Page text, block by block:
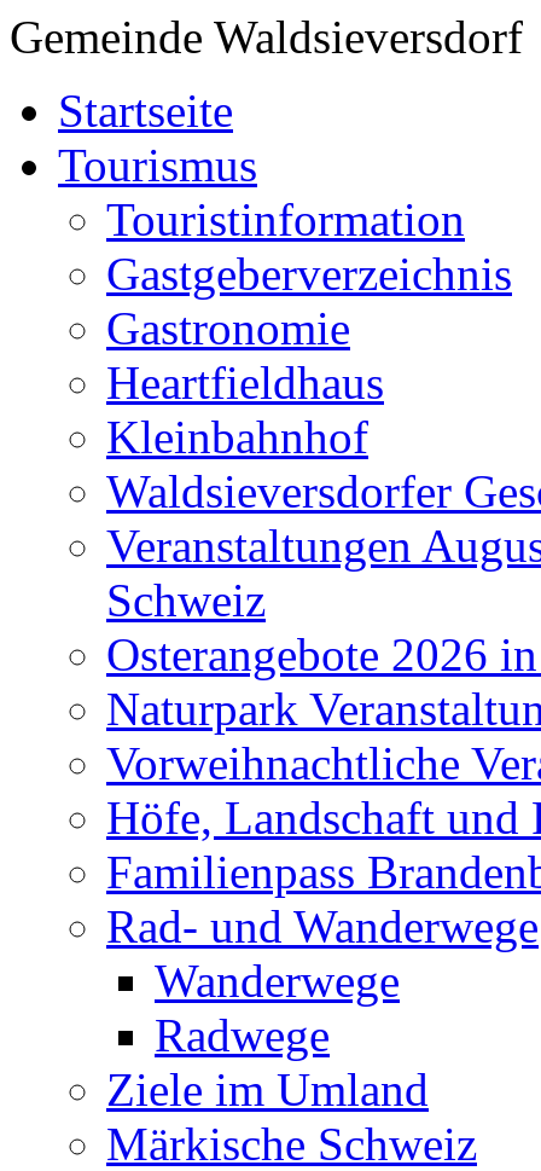
Gemeinde Waldsieversdorf
Startseite
Tourismus
Touristinformation
Gastgeberverzeichnis
Gastronomie
Heartfieldhaus
Kleinbahnhof
Waldsieversdorfer
Veranstaltungen
Schweiz
Osterangebote 2026
Naturpark
Vorweihnachtliche
Höfe, Landschaft und
Familienpass
Rad- und Wanderwege
Wanderwege
Radwege
Ziele im Umland
Märkische Schweiz